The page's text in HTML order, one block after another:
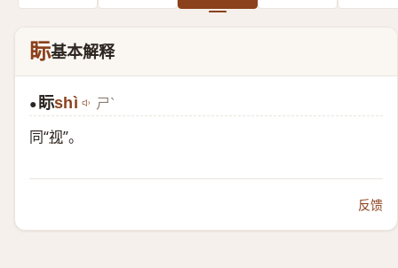
眎基本解释
● 眎shì ㄕˋ
同“视”。
反馈